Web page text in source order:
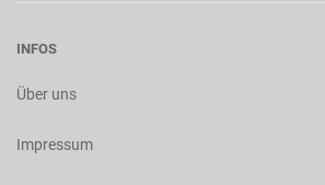
INFOS
Über uns
Impressum